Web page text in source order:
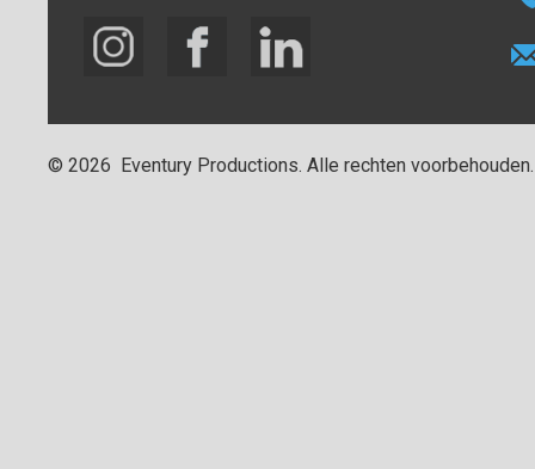
© 2026 Eventury Productions. Alle rechten voorbehouden.